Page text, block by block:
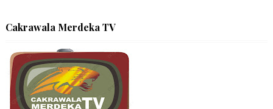
Cakrawala Merdeka TV